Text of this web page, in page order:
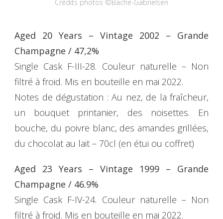
Crédits photos ©Bache-Gabrielsen
Aged 20 Years – Vintage 2002 – Grande
Champagne / 47,2%
Single Cask F-III-28. Couleur naturelle – Non
filtré à froid. Mis en bouteille en mai 2022.
Notes de dégustation : Au nez, de la fraîcheur,
un bouquet printanier, des noisettes. En
bouche, du poivre blanc, des amandes grillées,
du chocolat au lait – 70cl (en étui ou coffret)
Aged 23 Years – Vintage 1999 – Grande
Champagne / 46.9%
Single Cask F-IV-24. Couleur naturelle – Non
filtré à froid. Mis en bouteille en mai 2022.